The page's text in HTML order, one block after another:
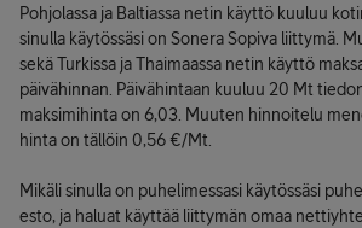
Pohjolassa ja Baltiassa netin käyttö kuuluu
sinulla käytössäsi on Sonera Sopiva liittymä.
sekä Turkissa ja Thaimaassa netin käyttö
päivähinnan. Päivähintaan kuuluu 20 Mt
maksimihinta on 6,03. Muuten hinnoitelu
hinta on tällöin 0,56 €/Mt.
Mikäli sinulla on puhelimessasi käytössäsi
esto, ja haluat käyttää liittymän omaa